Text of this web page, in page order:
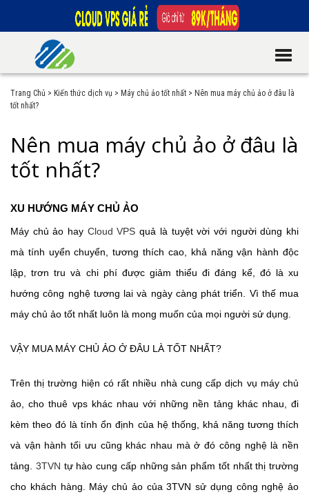
Trang Chủ > Kiến thức dịch vụ > Máy chủ ảo tốt nhất > Nên mua máy chủ ảo ở đâu là
tốt nhất?
Nên mua máy chủ ảo ở đâu là
tốt nhất?
XU HƯỚNG MÁY CHỦ ẢO
Máy chủ ảo hay Cloud VPS quả là tuyệt vời với người dùng khi
mà tính uyển chuyển, tương thích cao, khả năng vận hành độc
lập, trơn tru và chi phí được giảm thiểu đi đáng kể, đó là xu
hướng công nghệ tương lai và ngày càng phát triển. Vì thế mua
máy chủ ảo tốt nhất luôn là mong muốn của mọi người sử dụng.
VẬY MUA MÁY CHỦ ẢO Ở ĐÂU LÀ TỐT NHẤT?
Trên thị trường hiện có rất nhiều nhà cung cấp dịch vụ máy chủ
ảo, cho thuê vps khác nhau với những nền tảng khác nhau, đi
kèm theo đó là tính ổn định của hệ thống, khả năng tương thích
và vận hành tối ưu cũng khác nhau mà ở đó công nghệ là nền
tảng. 3TVN tự hào cung cấp những sản phẩm tốt nhất thị trường
cho khách hàng. Máy chủ ảo của 3TVN sử dụng công nghệ ảo